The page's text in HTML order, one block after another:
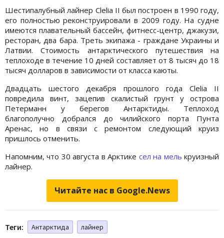
Шестипалубный лайнер Clelia II был построен в 1990 году,
его полностью реконструировали в 2009 году. На судне
имеются плавательный бассейн, фитнесс-центр, джакузи,
ресторан, два бара. Треть экипажа - граждане Украины и
Латвии. Стоимость антарктического путешествия на
теплоходе в течение 10 дней составляет от 8 тысяч до 18
тысяч долларов в зависимости от класса каюты.
Двадцать шестого декабря прошлого года Clelia II
повредила винт, зацепив скалистый грунт у острова
Петерманн у берегов Антарктиды. Теплоход
благополучно добрался до чилийского порта Пунта
Аренас, но в связи с ремонтом следующий круиз
пришлось отменить.
Напомним, что 30 августа в Арктике сел на мель круизный
лайнер.
Читайте нас в Google.News
Теги: Антарктида лайнер